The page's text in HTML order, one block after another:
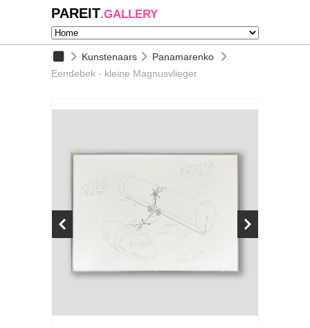
PAREIT.GALLERY
Kunstenaars
Panamarenko
Eendebek - kleine Magnusvlieger